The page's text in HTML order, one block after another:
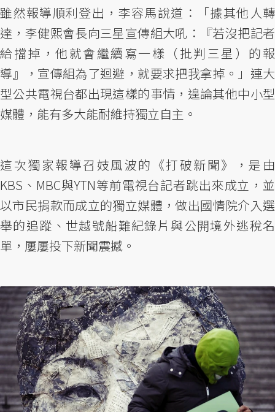
雖然報導順利登出，李容馬說道：「據其他人轉
達，李健熙會長向三星宣傳組大吼：『若沒把記者
給擋掉，他就會繼續寫一樣（批判三星）的報
導』，宣傳組為了迴避，就要求把我拿掉。」連大
型公共電視台都出現這樣的事情，遑論其他中小型
媒體，能有多大能耐維持獨立自主。
這次獨家報導召妓風波的《打破新聞》，是由
KBS、MBC與YTN等前電視台記者跳出來成立，並
以市民捐款而成立的獨立媒體，做出國情院介入選
舉的追蹤、世越號船難紀錄片與公開境外逃稅名
單，屢屢投下新聞震撼。